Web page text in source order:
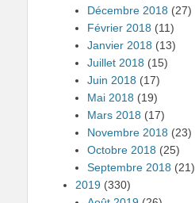
Décembre 2018 (27)
Février 2018 (11)
Janvier 2018 (13)
Juillet 2018 (15)
Juin 2018 (17)
Mai 2018 (19)
Mars 2018 (17)
Novembre 2018 (23)
Octobre 2018 (25)
Septembre 2018 (21)
2019 (330)